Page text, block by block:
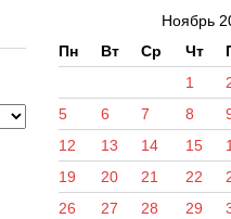
Ноябрь
Пн
Вт Ср Чт
1
5
6 7 8
12
13 14 15
19
20 21 22
26
27 28 29